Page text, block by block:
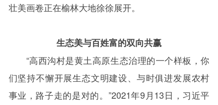
壮美画卷正在榆林大地徐徐展开。
生态美与百姓富的双向共赢
“高西沟村是黄土高原生态治理的一个样板，你
们坚持不懈开展生态文明建设、与时俱进发展农村
事业，路子走的是对的。”2021年9 月13日，习近平